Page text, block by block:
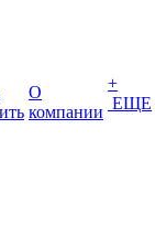
О
компании
+
ЕЩЕ